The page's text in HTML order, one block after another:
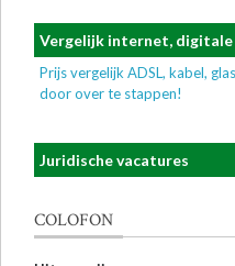
Vergelijk internet, digitale
Prijs vergelijk ADSL, kabel,
door over te stappen!
Juridische vacatures
COLOFON